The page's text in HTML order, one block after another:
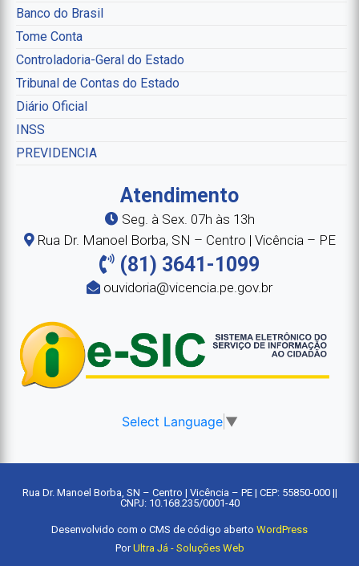
Banco do Brasil
Tome Conta
Controladoria-Geral do Estado
Tribunal de Contas do Estado
Diário Oficial
INSS
PREVIDENCIA
Atendimento
Seg. à Sex. 07h às 13h
Rua Dr. Manoel Borba, SN – Centro | Vicência – PE
(81) 3641-1099
ouvidoria@vicencia.pe.gov.br
Select Language ▼
Rua Dr. Manoel Borba, SN – Centro | Vicência – PE | CEP: 55850-000 ||
CNPJ: 10.168.235/0001-40
Desenvolvido com o CMS de código aberto WordPress
PorUltra Já - Soluções Web